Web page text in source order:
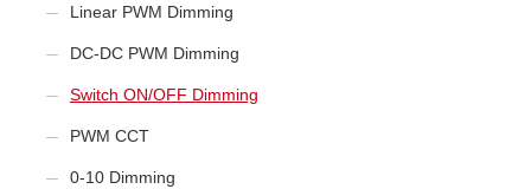
Linear PWM Dimming
DC-DC PWM Dimming
Switch ON/OFF Dimming
PWM CCT
0-10 Dimming